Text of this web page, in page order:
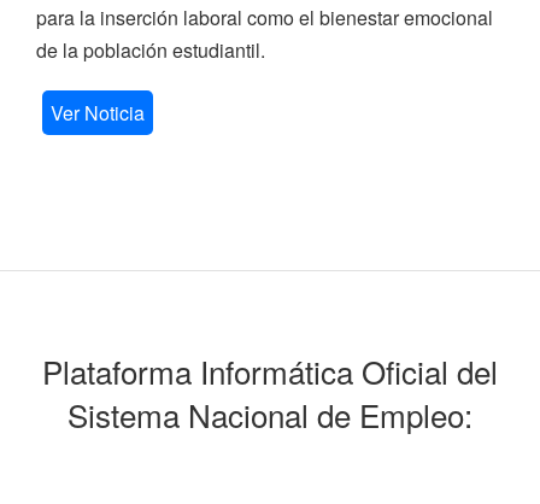
para la inserción laboral como el bienestar emocional
de la población estudiantil.
Ver Noticia
Plataforma Informática Oficial del
Sistema Nacional de Empleo: